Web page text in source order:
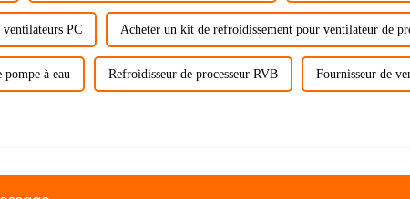
PC Acheter un kit de refroidissement pour ventilateur de
pompe à eau Refroidisseur de processeur RVB Fournisseur de